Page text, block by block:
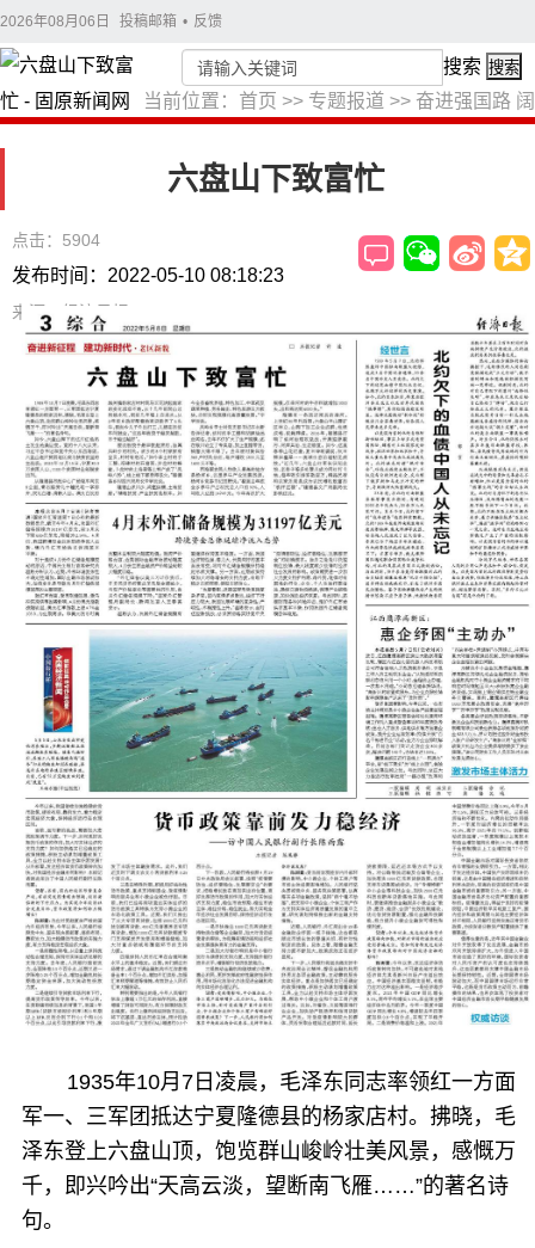
2026年08月06日 投稿邮箱 • 反馈
当前位置： 首页 >> 专题报道 >> 奋进强国路 阔
搜索 搜索
六盘山下致富忙
点击：5904
发布时间：2022-05-10 08:18:23
来源：经济日报
1935年10月7日凌晨，毛泽东同志率领红一方面
军一、三军团抵达宁夏隆德县的杨家店村。拂晓，毛
泽东登上六盘山顶，饱览群山峻岭壮美风景，感慨万
千，即兴吟出“天高云淡，望断南飞雁……”的著名诗
句。